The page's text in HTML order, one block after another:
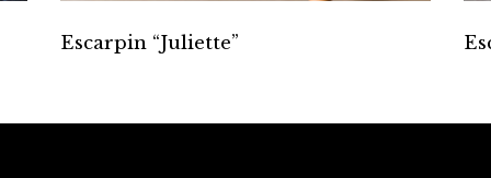
Escarpin “Juliette”